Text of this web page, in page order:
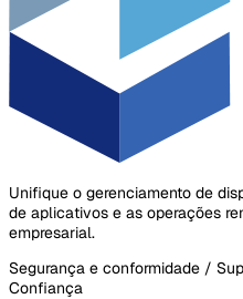
Unifique o gerenciamento de
de aplicativos e as operações
empresarial.
Segurança e conformidade /
Confiança